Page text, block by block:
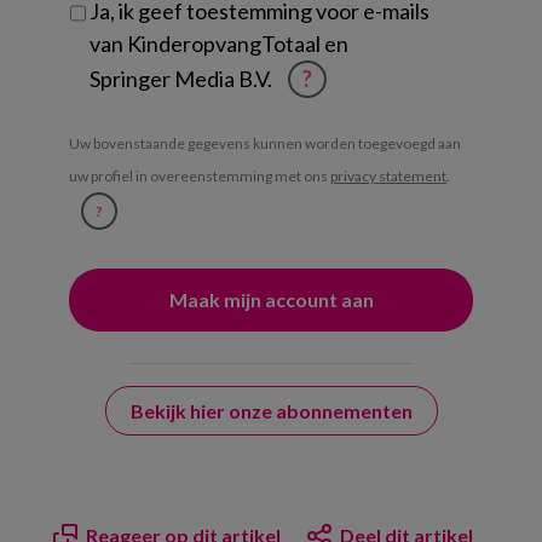
Ja, ik geef toestemming voor e-mails
van KinderopvangTotaal en
Springer Media B.V.
?
Uw bovenstaande gegevens kunnen worden toegevoegd aan
uw profiel in overeenstemming met ons privacy statement.
?
Bekijk hier onze abonnementen
Reageer op dit artikel Deel dit artikel